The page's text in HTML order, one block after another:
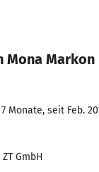
Mona Markon
Monate, seit Feb.
GmbH